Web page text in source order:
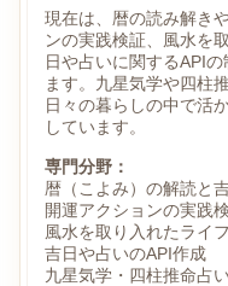
現在は、暦の読み解き
ンの実践検証、風水を
日や占いに関するAPI
ます。九星気学や四柱
日々の暮らしの中で活
しています。
専門分野：
暦（こよみ）の解読と
開運アクションの実践
風水を取り入れたライ
吉日や占いのAPI作成
九星気学・四柱推命占い